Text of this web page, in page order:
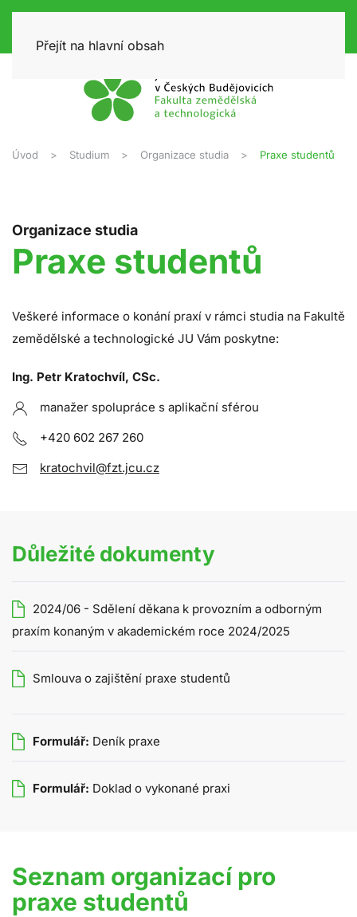
Přejít na hlavní obsah
Úvod Studium Organizace studia Praxe studentů
Organizace studia
Praxe studentů
Veškeré informace o konání praxí v rámci studia na Fakultě
zemědělské a technologické JU Vám poskytne:
Ing. Petr Kratochvíl, CSc.
manažer spolupráce s aplikační sférou
+420 602 267 260
kratochvil@fzt.jcu.cz
Důležité dokumenty
2024/06 - Sdělení děkana k provozním a odborným
praxím konaným v akademickém roce 2024/2025
Smlouva o zajištění praxe studentů
Formulář: Deník praxe
Formulář: Doklad o vykonané praxi
Seznam organizací pro
praxe studentů